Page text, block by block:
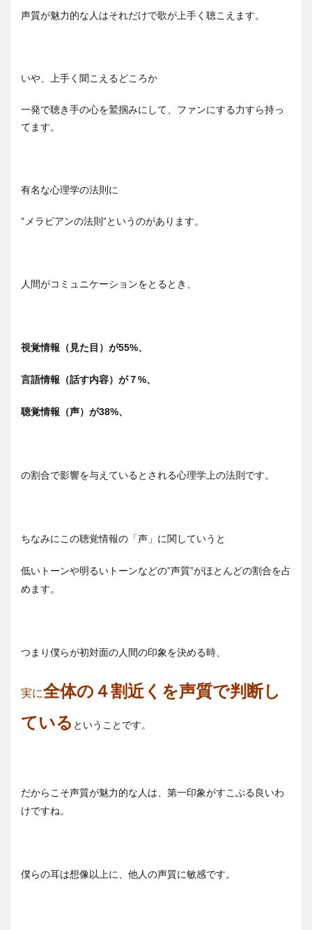
声質が魅力的な人はそれだけで歌が上手く聴こえます。
いや、上手く聞こえるどころか
一発で聴き手の心を鷲掴みにして、ファンにする力すら持っ
てます。
有名な心理学の法則に
“メラビアンの法則”というのがあります。
人間がコミュニケーションをとるとき、
視覚情報（見た目）が55%、
言語情報（話す内容）が７%、
聴覚情報（声）が38%、
の割合で影響を与えているとされる心理学上の法則です。
ちなみにこの聴覚情報の「声」に関していうと
低いトーンや明るいトーンなどの”声質”がほとんどの割合を占
めます。
つまり僕らが初対面の人間の印象を決める時、
実に全体の４割近くを声質で判断し
ている ということです。
だからこそ声質が魅力的な人は、第一印象がすこぶる良いわ
けですね。
僕らの耳は想像以上に、他人の声質に敏感です。